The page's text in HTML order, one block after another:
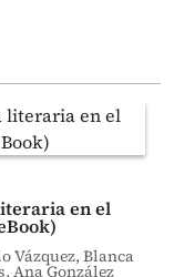
en el
Vázquez, Blanca
Ana González